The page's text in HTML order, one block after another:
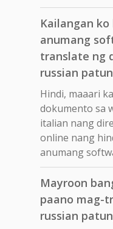
Kailangan
anumang
translate ng
russian
Hindi, maaari
dokumento sa
italian nang
online nang
anumang
Mayroon
paano mag-
russian